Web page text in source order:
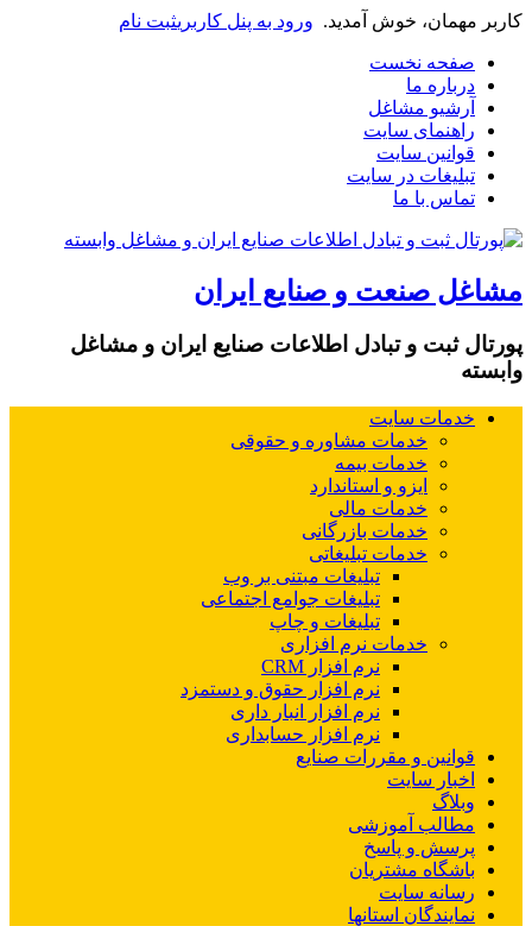
کاربر مهمان، خوش آمدید. ورود به پنل کاربریثبت نام
صفحه نخست
درباره ما
آرشیو مشاغل
راهنمای سایت
قوانین سایت
تبلیغات در سایت
تماس با ما
مشاغل صنعت و صنایع ایران
پورتال ثبت و تبادل اطلاعات صنایع ایران و مشاغل
وابسته
خدمات سایت
خدمات مشاوره و حقوقی
خدمات بیمه
ایزو و استاندارد
خدمات مالی
خدمات بازرگانی
خدمات تبلیغاتی
تبلیغات مبتنی بر وب
تبلیغات جوامع اجتماعی
تبلیغات و چاپ
خدمات نرم افزاری
نرم افزار CRM
نرم افزار حقوق و دستمزد
نرم افزار انبار داری
نرم افزار حسابداری
قوانین و مقررات صنایع
اخبار سایت
وبلاگ
مطالب آموزشی
پرسش و پاسخ
باشگاه مشتریان
رسانه سایت
نمایندگان استانها